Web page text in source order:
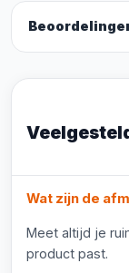
Wat zijn de
Meet altijd je
product past.